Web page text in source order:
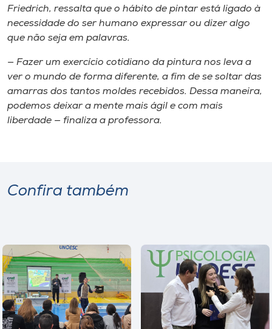
Friedrich, ressalta que o hábito de pintar está ligado à
necessidade do ser humano expressar ou dizer algo
que não seja em palavras.
— Fazer um exercício cotidiano da pintura nos leva a
ver o mundo de forma diferente, a fim de se soltar das
amarras dos tantos moldes recebidos. Dessa maneira,
podemos deixar a mente mais ágil e com mais
liberdade — finaliza a professora.
Confira também